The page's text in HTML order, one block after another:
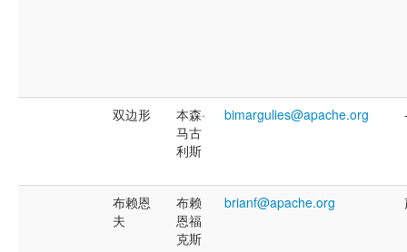
双边形
本森·
马古
利斯
bimargulies@apache.org
布赖恩
夫
布赖
恩福
克斯
brianf@apache.org